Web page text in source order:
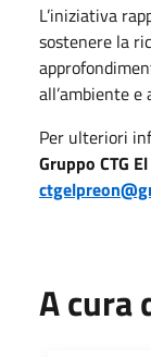
L’iniziativa
sostenere la
all’ambiente
Per ulteriori
Gruppo CTG
A cura